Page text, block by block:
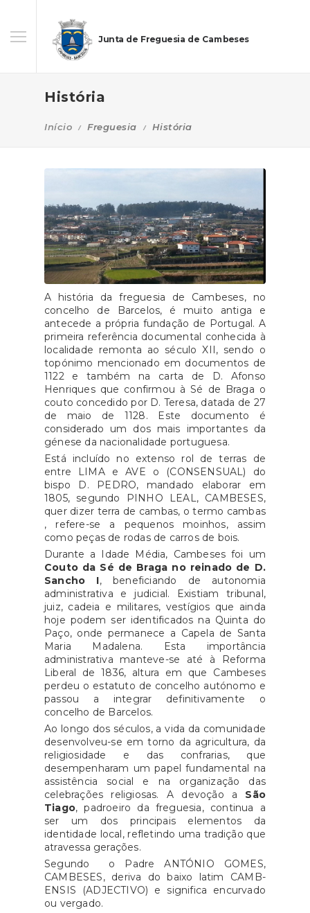
Junta de Freguesia de Cambeses
História
Início Freguesia História
A história da freguesia de Cambeses, no
concelho de Barcelos, é muito antiga e
antecede a própria fundação de Portugal. A
primeira referência documental conhecida à
localidade remonta ao século XII, sendo o
topónimo mencionado em documentos de
1122 e também na carta de D. Afonso
Henriques que confirmou à Sé de Braga o
couto concedido por D. Teresa, datada de 27
de maio de 1128. Este documento é
considerado um dos mais importantes da
génese da nacionalidade portuguesa.
Está incluído no extenso rol de terras de
entre LIMA e AVE o (CONSENSUAL) do
bispo D. PEDRO, mandado elaborar em
1805, segundo PINHO LEAL, CAMBESES,
quer dizer terra de cambas, o termo cambas
, refere-se a pequenos moinhos, assim
como peças de rodas de carros de bois.
Durante a Idade Média, Cambeses foi um
Couto da Sé de Braga no reinado de D.
Sancho I, beneficiando de autonomia
administrativa e judicial. Existiam tribunal,
juiz, cadeia e militares, vestígios que ainda
hoje podem ser identificados na Quinta do
Paço, onde permanece a Capela de Santa
Maria Madalena. Esta importância
administrativa manteve-se até à Reforma
Liberal de 1836, altura em que Cambeses
perdeu o estatuto de concelho autónomo e
passou a integrar definitivamente o
concelho de Barcelos.
Ao longo dos séculos, a vida da comunidade
desenvolveu-se em torno da agricultura, da
religiosidade e das confrarias, que
desempenharam um papel fundamental na
assistência social e na organização das
celebrações religiosas. A devoção a São
Tiago, padroeiro da freguesia, continua a
ser um dos principais elementos da
identidade local, refletindo uma tradição que
atravessa gerações.
Segundo o Padre ANTÓNIO GOMES,
CAMBESES, deriva do baixo latim CAMB-
ENSIS (ADJECTIVO) e significa encurvado
ou vergado.